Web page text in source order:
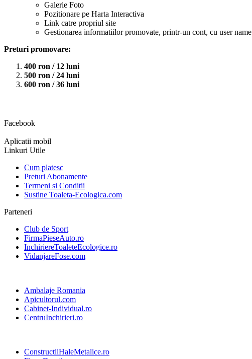
Galerie Foto
Pozitionare pe Harta Interactiva
Link catre propriul site
Gestionarea informatiilor promovate, printr-un cont, cu user
Preturi promovare:
400 ron / 12 luni
500 ron / 24 luni
600 ron / 36 luni
Facebook
Aplicatii mobil
Linkuri Utile
Cum platesc
Preturi Abonamente
Termeni si Conditii
Sustine Toaleta-Ecologica.com
Parteneri
Club de Sport
FirmaPieseAuto.ro
InchiriereToaleteEcologice.ro
VidanjareFose.com
Ambalaje Romania
Apicultorul.com
Cabinet-Individual.ro
CentruInchirieri.ro
ConstructiiHaleMetalice.ro